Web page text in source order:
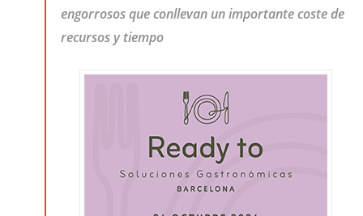
engorrosos que conllevan un importante coste de
recursos y tiempo